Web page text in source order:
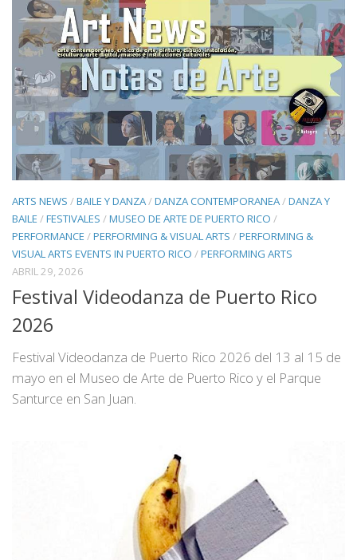
ARTS NEWS /BAILE Y DANZA/DANZA CONTEMPORANEA/DANZA Y
BAILE /FESTIVALES /MUSEO DE ARTE DE PUERTO RICO /
PERFORMANCE /PERFORMING & VISUAL ARTS /PERFORMING &
VISUAL ARTS EVENTS IN PUERTO RICO /PERFORMING ARTS
ABRIL 29, 2026
Festival Videodanza de Puerto Rico
2026
Festival Videodanza de Puerto Rico 2026 del 13 al 15 de
mayo en el Museo de Arte de Puerto Rico y el Parque
Santurce en San Juan.